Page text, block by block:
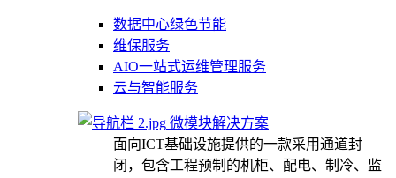
数据中心绿色节能
维保服务
AIO一站式运维管理服务
云与智能服务
微模块解决方案
面向ICT基础设施提供的一款采用通道封
闭，包含工程预制的机柜、配电、制冷、监